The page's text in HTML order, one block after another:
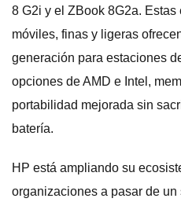
8 G2i y el ZBook 8G2a.
móviles, finas y ligeras
generación para estaciones
opciones de AMD e Intel,
portabilidad mejorada sin
batería.
HP está ampliando su
organizaciones a pasar de un